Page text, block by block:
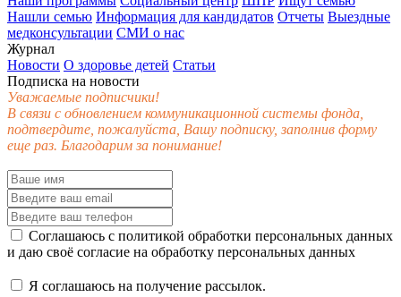
Нашли семью Информация для кандидатов Отчеты Выездные
медконсультации СМИ о нас
Журнал
Новости О здоровье детей Статьи
Подписка на новости
Уважаемые подписчики!
В связи с обновлением коммуникационной системы фонда,
подтвердите, пожалуйста, Вашу подписку, заполнив форму
еще раз. Благодарим за понимание!
Соглашаюсь с политикой обработки персональных данных
и даю своё согласие на обработку персональных данных
Я соглашаюсь на получение рассылок.